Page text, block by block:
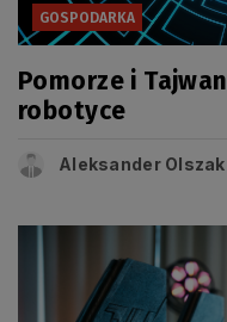
GOSPODARKA
Pomorze i
robotyce
Aleksander Olszak